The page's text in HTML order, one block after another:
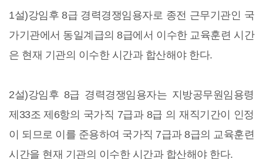
1설)강임후 8급 경력경쟁임용자로 종전 근무기관인 국
가기관에서 동일계급의 8급에서 이수한 교육훈련 시간
은 현재 기관의 이수한 시간과 합산해야 한다.
2설)강임후 8급 경력경쟁임용자는 지방공무원임용령
제33조 제6항의 국가직 7급과 8급 의 재직기간이 인정
이 되므로 이를 준용하여 국가직 7급과 8급의 교육훈련
시간을 현재 기관의 이수한 시간과 합산해야 한다.